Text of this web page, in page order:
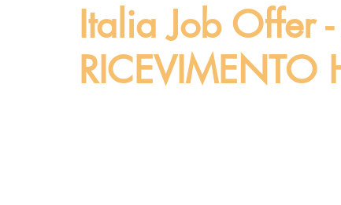
Italia Job Offer
RICEVIMENTO